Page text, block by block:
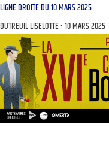
LIGNE DROITE DU 10 MARS 2025
DUTREUIL LISELOTTE 10 MARS 2025